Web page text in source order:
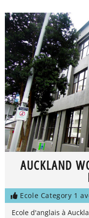
AUCKLAND
Ecole Category 1
Ecole d'anglais à